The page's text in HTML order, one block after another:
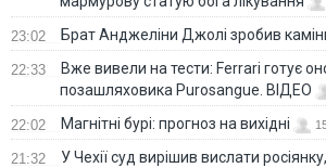
23:02 Брат Анджеліни Джолі зробив
22:33
Вже вивели на тести: Ferrari готує
позашляховика Purosangue. ВІДЕО
22:02 Магнітні бурі: прогноз на вихідні
21:32
У Чехії суд вирішив вислати